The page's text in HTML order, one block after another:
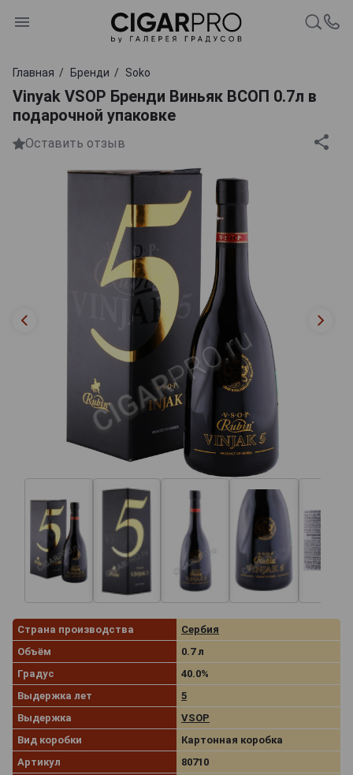
Главная Бренди Soko
Vinyak VSOP Бренди Виньяк ВСОП 0.7л в
подарочной упаковке
Оставить отзыв
Страна производства
Сербия
Объём
0.7 л
Градус
40.0%
Выдержка лет
5
Выдержка
VSOP
Вид коробки
Картонная коробка
Артикул
80710